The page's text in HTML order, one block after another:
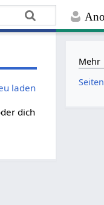
laden
dich
Mehr